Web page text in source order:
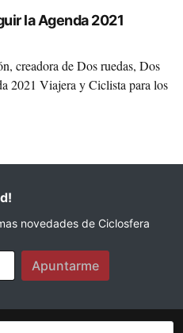
la Agenda 2021
creadora de Dos ruedas, Dos
2021 Viajera y Ciclista para los
novedades de Ciclosfera
Apuntarme